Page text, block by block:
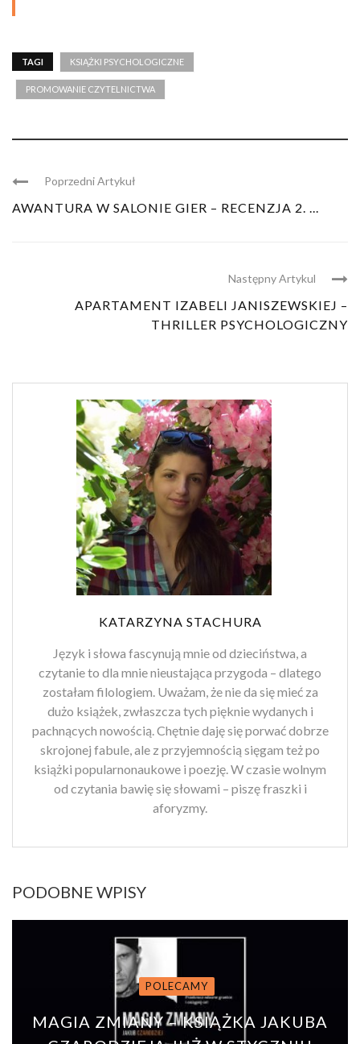
TAGI KSIĄŻKI PSYCHOLOGICZNE
PROMOWANIE CZYTELNICTWA
Poprzedni Artykuł
AWANTURA W SALONIE GIER – RECENZJA 2. ...
Następny Artykul
APARTAMENT IZABELI JANISZEWSKIEJ –
THRILLER PSYCHOLOGICZNY
KATARZYNA STACHURA
Język i słowa fascynują mnie od dzieciństwa, a
czytanie to dla mnie nieustająca przygoda – dlatego
zostałam filologiem. Uważam, że nie da się mieć za
dużo książek, zwłaszcza tych pięknie wydanych i
pachnących nowością. Chętnie daję się porwać dobrze
skrojonej fabule, ale z przyjemnością sięgam też po
książki popularnonaukowe i poezję. W czasie wolnym
od czytania bawię się słowami – piszę fraszki i
aforyzmy.
PODOBNE WPISY
POLECAMY
MAGIA ZMIANY – KSIĄŻKA JAKUBA